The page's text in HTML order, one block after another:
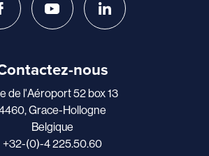
nous
de l'Aéroport 52 box 13
Grace-Hollogne
Belgique
+32-(0)-4 225.50.60